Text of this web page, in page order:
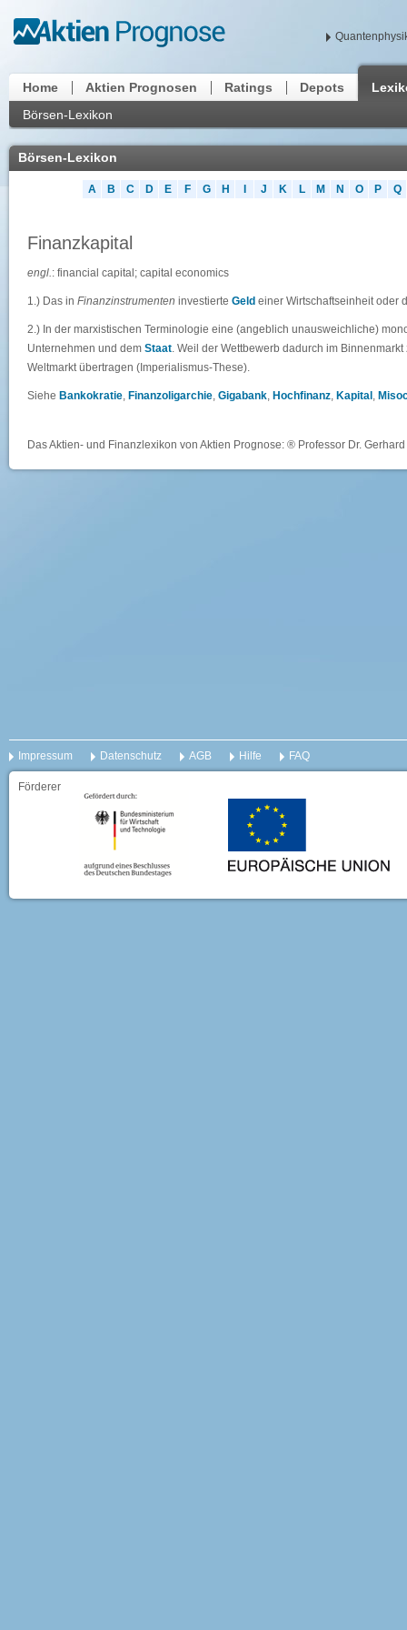
Home Aktien Prognosen Ratings Depots
Börsen-Lexikon
Börsen-Lexikon
A B C D E F G H J K L M N O P Q
Finanzkapital
engl.: financial capital; capital economics
1.) Das in Finanzinstrumenten investierte Geld einer Wirtschaftseinheit oder
2.) In der marxistischen Terminologie eine (angeblich unausweichliche)
Unternehmen und dem Staat. Weil der Wettbewerb dadurch im
Weltmarkt übertragen (Imperialismus-These).
Siehe Bankokratie, Finanzoligarchie, Gigabank, Hochfinanz, Kapital ,
Das Aktien- und Finanzlexikon von Aktien Prognose: ® Professor Dr.
Impressum Datenschutz AGB Hilfe FAQ
Förderer